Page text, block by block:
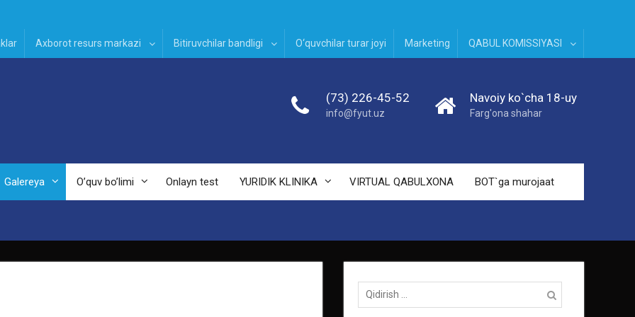
Axborot resurs markazi Bitiruvchilar bandligi O‘quvchilar turar joyi Marketing QABUL KOMISSIYASI
(73) 226-45-52
info@fyut.uz
Navoiy ko`cha 18-uy
Farg'ona shahar
Galereya O’quv bo’limi Onlayn test YURIDIK KLINIKA VIRTUAL QABULXONA BOT`ga murojaat
Qidirish: